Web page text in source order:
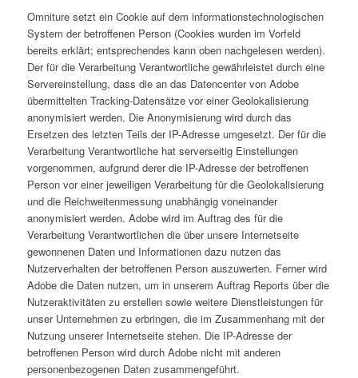
Omniture setzt ein Cookie auf dem informationstechnologischen
System der betroffenen Person (Cookies wurden im Vorfeld
bereits erklärt; entsprechendes kann oben nachgelesen werden).
Der für die Verarbeitung Verantwortliche gewährleistet durch eine
Servereinstellung, dass die an das Datencenter von Adobe
übermittelten Tracking-Datensätze vor einer Geolokalisierung
anonymisiert werden. Die Anonymisierung wird durch das
Ersetzen des letzten Teils der IP-Adresse umgesetzt. Der für die
Verarbeitung Verantwortliche hat serverseitig Einstellungen
vorgenommen, aufgrund derer die IP-Adresse der betroffenen
Person vor einer jeweiligen Verarbeitung für die Geolokalisierung
und die Reichweitenmessung unabhängig voneinander
anonymisiert werden. Adobe wird im Auftrag des für die
Verarbeitung Verantwortlichen die über unsere Internetseite
gewonnenen Daten und Informationen dazu nutzen das
Nutzerverhalten der betroffenen Person auszuwerten. Ferner wird
Adobe die Daten nutzen, um in unserem Auftrag Reports über die
Nutzeraktivitäten zu erstellen sowie weitere Dienstleistungen für
unser Unternehmen zu erbringen, die im Zusammenhang mit der
Nutzung unserer Internetseite stehen. Die IP-Adresse der
betroffenen Person wird durch Adobe nicht mit anderen
personenbezogenen Daten zusammengeführt.